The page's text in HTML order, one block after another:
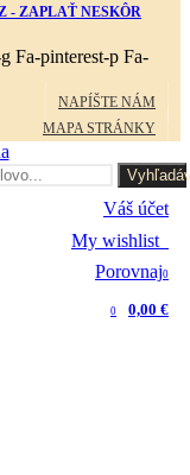
- ZAPLAŤ NESKÔR
Fa-pinterest-p Fa-
NAPÍŠTE NÁM
MAPA STRÁNKY
Váš účet
My wishlist
Porovnaj0
0 0,00 €